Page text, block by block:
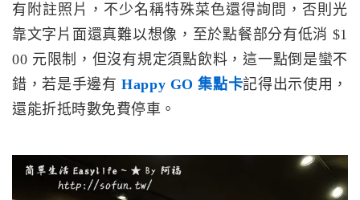
有附註照片，不少名稱特殊菜色還得詢問，否則光
靠文字片面還真難以想像，至於點餐部分有低消 $1
00 元限制，但沒有規定須點飲料，這一點倒是蠻不
錯，若是手邊有Happy GO 集點卡記得出示使用，
還能折抵時數免費停車。